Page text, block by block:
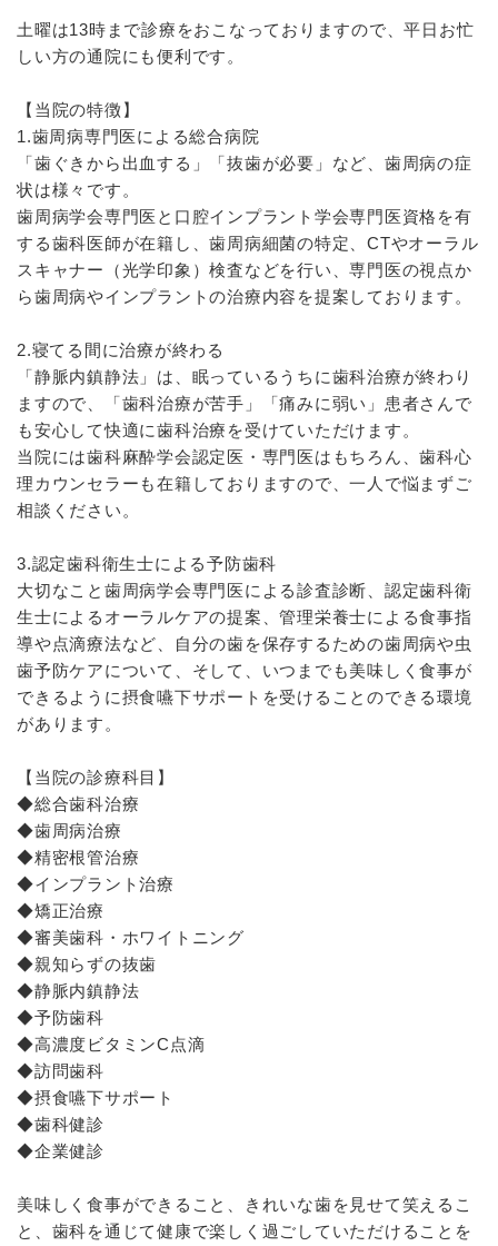
土曜は13時まで診療をおこなっておりますので、平日お忙
しい方の通院にも便利です。
【当院の特徴】
1.歯周病専門医による総合病院
「歯ぐきから出血する」「抜歯が必要」など、歯周病の症
状は様々です。
歯周病学会専門医と口腔インプラント学会専門医資格を有
する歯科医師が在籍し、歯周病細菌の特定、CTやオーラル
スキャナー（光学印象）検査などを行い、専門医の視点か
ら歯周病やインプラントの治療内容を提案しております。
2.寝てる間に治療が終わる
「静脈内鎮静法」は、眠っているうちに歯科治療が終わり
ますので、「歯科治療が苦手」「痛みに弱い」患者さんで
も安心して快適に歯科治療を受けていただけます。
当院には歯科麻酔学会認定医・専門医はもちろん、歯科心
理カウンセラーも在籍しておりますので、一人で悩まずご
相談ください。
3.認定歯科衛生士による予防歯科
大切なこと歯周病学会専門医による診査診断、認定歯科衛
生士によるオーラルケアの提案、管理栄養士による食事指
導や点滴療法など、自分の歯を保存するための歯周病や虫
歯予防ケアについて、そして、いつまでも美味しく食事が
できるように摂食嚥下サポートを受けることのできる環境
があります。
【当院の診療科目】
◆総合歯科治療
◆歯周病治療
◆精密根管治療
◆インプラント治療
◆矯正治療
◆審美歯科・ホワイトニング
◆親知らずの抜歯
◆静脈内鎮静法
◆予防歯科
◆高濃度ビタミンC点滴
◆訪問歯科
◆摂食嚥下サポート
◆歯科健診
◆企業健診
美味しく食事ができること、きれいな歯を見せて笑えるこ
と、歯科を通じて健康で楽しく過ごしていただけることを